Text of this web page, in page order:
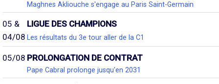
Maghnes Akliouche s'engage au Paris Saint-Germain
05 &
04/08
LIGUE DES CHAMPIONS
Les résultats du 3e tour aller de la C1
05/08 PROLONGATION DE CONTRAT
Pape Cabral prolonge jusqu'en 2031